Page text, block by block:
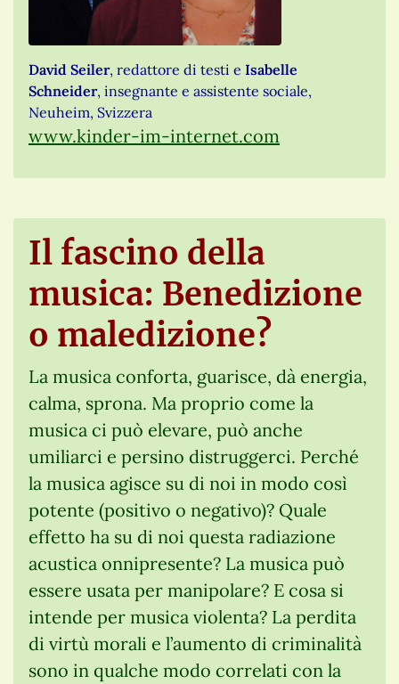
David Seiler, redattore di testi e Isabelle
Schneider, insegnante e assistente sociale,
Neuheim, Svizzera
www.kinder-im-internet.com
Il fascino della
musica: Benedizione
o maledizione?
La musica conforta, guarisce, dà energia,
calma, sprona. Ma proprio come la
musica ci può elevare, può anche
umiliarci e persino distruggerci. Perché
la musica agisce su di noi in modo così
potente (positivo o negativo)? Quale
effetto ha su di noi questa radiazione
acustica onnipresente? La musica può
essere usata per manipolare? E cosa si
intende per musica violenta? La perdita
di virtù morali e l’aumento di criminalità
sono in qualche modo correlati con la